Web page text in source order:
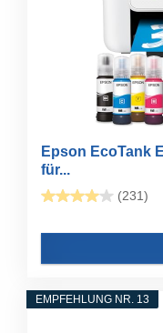
Epson EcoTank
für...
(231)
EMPFEHLUNG NR. 13